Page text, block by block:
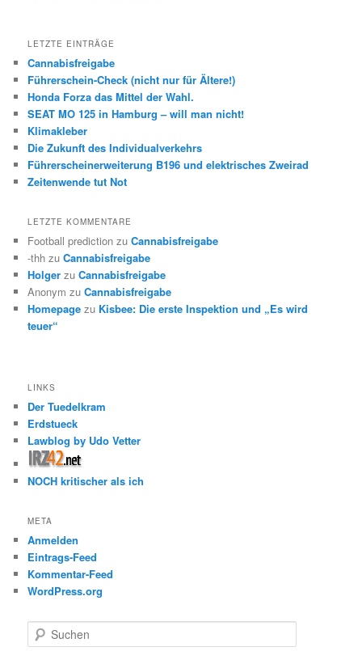
LETZTE EINTRÄGE
Cannabisfreigabe
Führerschein-Check (nicht nur für Ältere!)
Honda Forza das Mittel der Wahl.
SEAT MO 125 in Hamburg – will man nicht!
Klimakleber
Die Zukunft des Individualverkehrs
Führerscheinerweiterung B196 und elektrisches Zweirad
Zeitenwende tut Not
LETZTE KOMMENTARE
Football prediction zuCannabisfreigabe
-thh zuCannabisfreigabe
Holger zuCannabisfreigabe
Anonym zuCannabisfreigabe
Homepage zu Kisbee: Die erste Inspektion und „Es wird
teuer“
LINKS
Der Tuedelkram
Erdstueck
Lawblog by Udo Vetter
NOCH kritischer als ich
META
Anmelden
Eintrags-Feed
Kommentar-Feed
WordPress.org
u